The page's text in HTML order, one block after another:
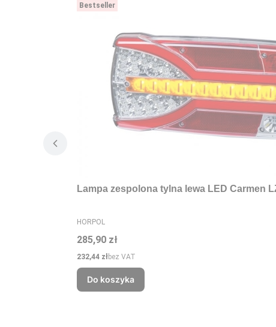
Bestseller
Lampa zespolona tylna lewa LED Carmen
PRODUCENT
HORPOL
Cena
285,90 zł
Cena
232,44 złbez VAT
Do koszyka